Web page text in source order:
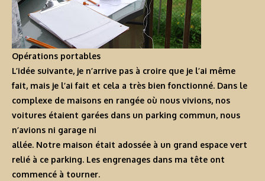
Opérations portables
L’idée suivante, je n’arrive pas à croire que je l’ai même
fait, mais je l’ai fait et cela a très bien fonctionné. Dans le
complexe de maisons en rangée où nous vivions, nos
voitures étaient garées dans un parking commun, nous
n’avions ni garage ni
allée. Notre maison était adossée à un grand espace vert
relié à ce parking. Les engrenages dans ma tête ont
commencé à tourner.